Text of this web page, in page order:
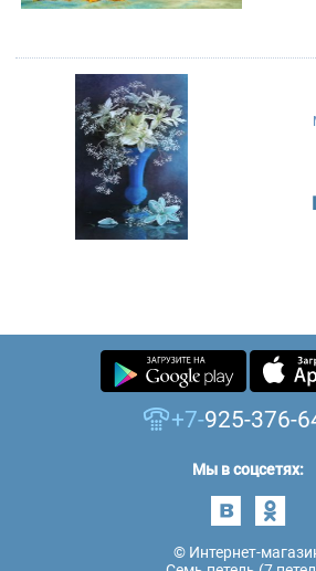
+7-925-376-
Мы в соцсетях:
© Интернет-